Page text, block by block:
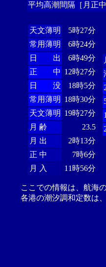
平均高潮間隔［月正中
天文薄明
5時27分
常用薄明
6時24分
日 出
6時49分
正 中 12時27分
日 没
18時5分
常用薄明 18時30分
天文薄明 19時27分
月 齢
23.5
月 出
2時13分
正 中
7時6分
月 入
11時56分
ここでの情報は、航海
各港の潮汐調和定数は